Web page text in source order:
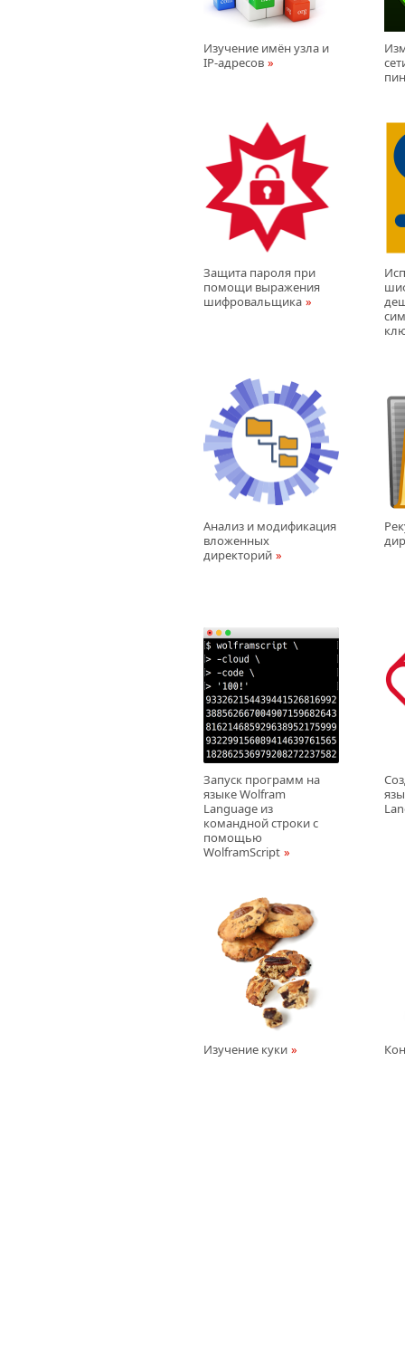
Изучение имён узла и
IP-адресов
Защита пароля при
помощи выражения
шифровальщика
Анализ и модификация
вложенных
директорий
Запуск программ на
языке Wolfram
Language из
командной строки с
помощью
WolframScript
Изучение куки